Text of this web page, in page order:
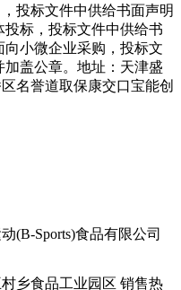
投标文件中供给书面声明
标，投标文件中供给书
小微企业采购，投标文
盖公章。地址：天津盛
名誉道取保康交口宝能创
(B-Sports)食品有限公司
乡食品工业园区 销售热